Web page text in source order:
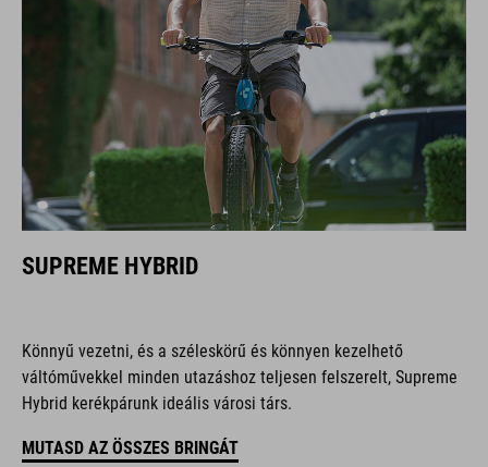
SUPREME HYBRID
Könnyű vezetni, és a széleskörű és könnyen kezelhető
váltóművekkel minden utazáshoz teljesen felszerelt, Supreme
Hybrid kerékpárunk ideális városi társ.
MUTASD AZ ÖSSZES BRINGÁT